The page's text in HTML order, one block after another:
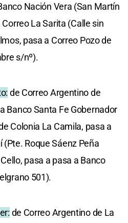
Nación Vera (San Martín
La Sarita (Calle sin
pasa a Correo Pozo de
s/nº).
de Correo Argentino de
Banco Santa Fe Gobernador
Colonia La Camila, pasa a
Roque Sáenz Peña
pasa a pasa a Banco
501).
de Correo Argentino de La